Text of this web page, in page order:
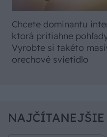
Chcete dominantu
ktorá pritiahne
Vyrobte si takéto
orechové svietidlo
NAJČÍTANEJŠIE